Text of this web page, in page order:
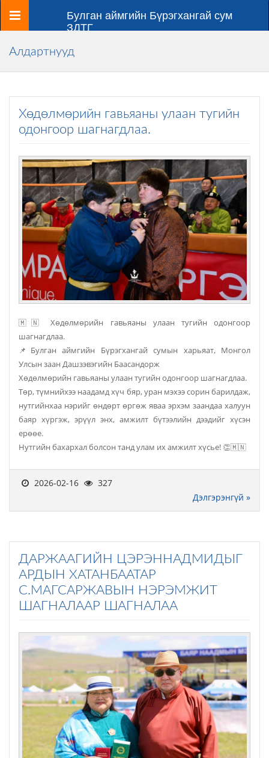
Цэс
Булган аймгийн Бүрэгхангай сум
ЗДТГ
Алдартнууд
Хөдөлмөрийн гавьяаны улаан тугийн
одонгоор шагнагдлаа.
🇲🇳 Хөдөлмөрийн гавьяаны улаан тугийн одонгоор
шагнагдлаа.
📌Булган аймгийн Бүрэгхангай сумын харьяат, Монгол
Улсын заан Дашзэвэгийн Баасандорж
Хөдөлмөрийн гавьяаны улаан тугийн одонгоор шагнагдлаа.
Төр, түмнийхээ наадамд хүч бяр, уран мэхээ сорин барилдаж,
нутгийнхаа нэрийг өндөрт өргөж яваа эрхэм заандаа халуун
баяр хүргэж, эрүүл энх, амжилт бүтээлийн дээдийг хүсэн
ерөөе.
Нутгийн бахархал болсон танд улам их амжилт хүсье! 👏🇲🇳
2026-02-16
327
Дэлгэрэнгүй »
ДАРЖААГИЙН ЦЭРЭННАДМИДЫГ
АРДЫН ХАТАНБААТАР
С.МАГСАРЖАВЫН НЭРЭМЖИТ
ШАГНАЛААР ШАГНАЛАА